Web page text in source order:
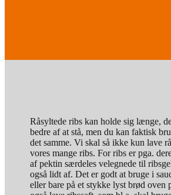
Råsyltede ribs kan holde sig længe,
bedre af at stå, men du kan faktisk
det samme. Vi skal så ikke kun lave
vores mange ribs. For ribs er pga.
af pektin særdeles velegnede til
også lidt af. Det er godt at bruge i
eller bare på et stykke lyst brød oven